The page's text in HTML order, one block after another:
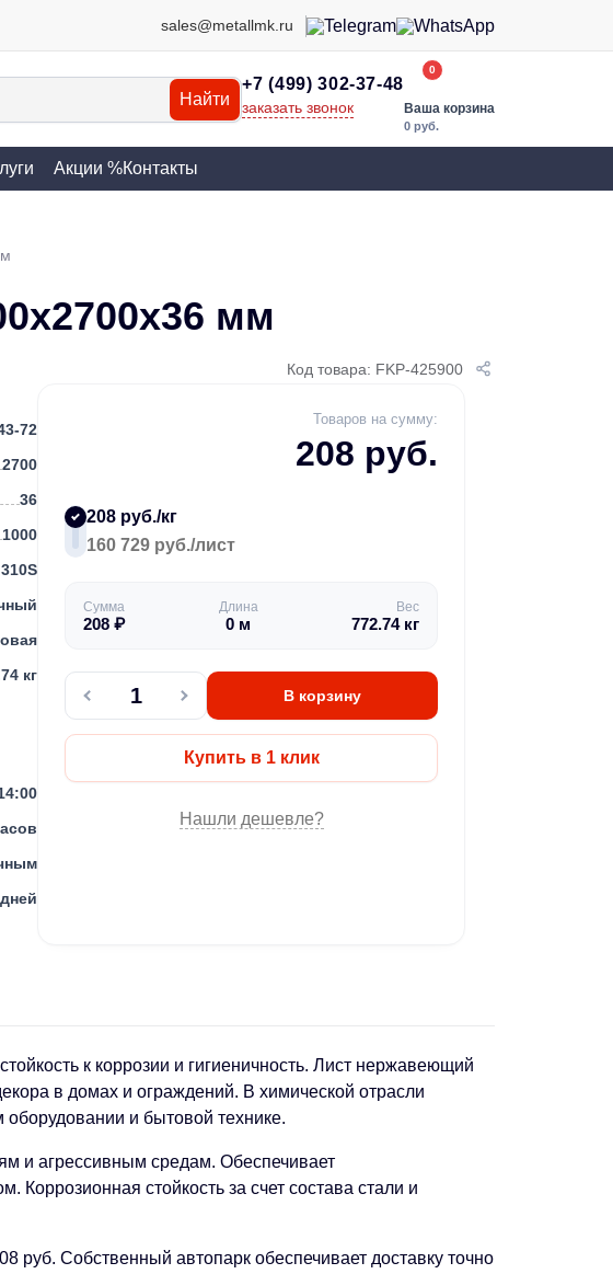
sales@metallmk.ru
Найти
+7 (499) 302-37-48
заказать звонок
0
Ваша корзина
0 руб.
Акции %Контакты
мм
Код товара: FKP-425900
72
2700
36
1000
кг
Товаров на сумму:
208 руб.
208 руб./кг
160 729 руб./лист
Сумма
208 ₽
Длина
0 м
Вес
772.74кг
В корзину
Купить в 1 клик
Нашли дешевле?
к коррозии и гигиеничность. Лист нержавеющий
в домах и ограждений. В химической отрасли
и бытовой технике.
и агрессивным средам. Обеспечивает
стойкость за счет состава стали и
Собственный автопарк обеспечивает доставку точно